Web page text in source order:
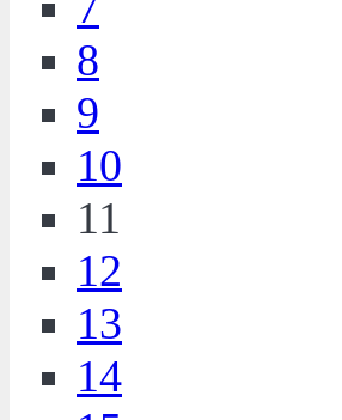
8
9
10
11
12
13
14